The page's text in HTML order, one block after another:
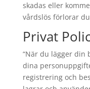
skadas eller
vårdslös förlorar
Privat
“När du lägger din
dina
registrering och